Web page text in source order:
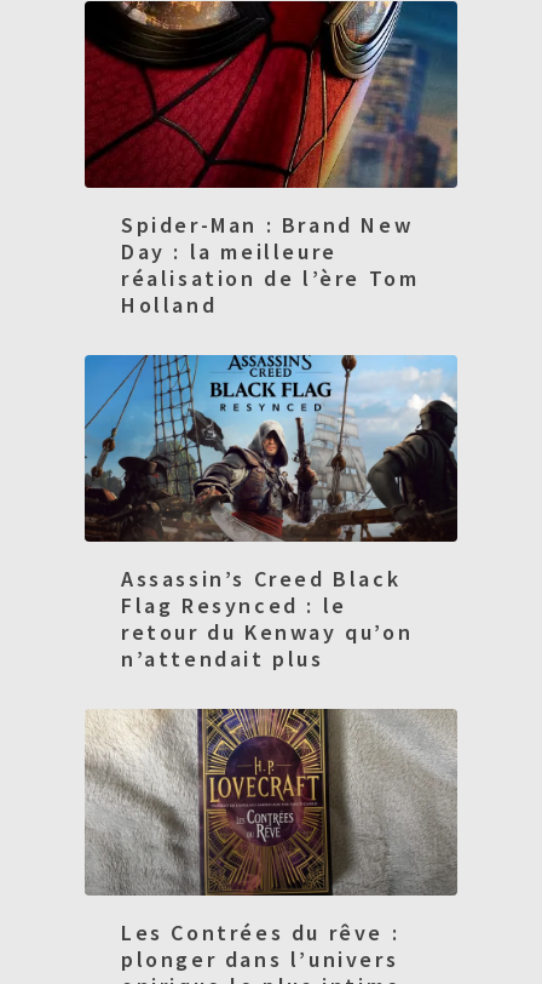
Spider-Man : Brand New
Day : la meilleure
réalisation de l’ère Tom
Holland
Assassin’s Creed Black
Flag Resynced : le
retour du Kenway qu’on
n’attendait plus
Les Contrées du rêve :
plonger dans l’univers